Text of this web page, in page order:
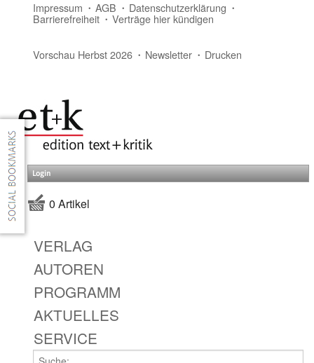
Impressum AGB Datenschutzerklärung
Barrierefreiheit Verträge hier kündigen
Vorschau Herbst 2026 Newsletter Drucken
Login
0 Artikel
VERLAG
AUTOREN
PROGRAMM
AKTUELLES
SERVICE